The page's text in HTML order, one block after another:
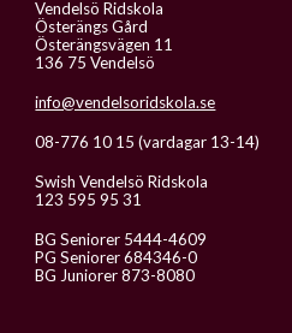
Vendelsö Ridskola
Österängs Gård
Österängsvägen 11
136 75 Vendelsö
info@vendelsoridskola.se
08-776 10 15 (vardagar 13-14)
Swish Vendelsö Ridskola
123 595 95 31
BG Seniorer 5444-4609
PG Seniorer 684346-0
BG Juniorer 873-8080